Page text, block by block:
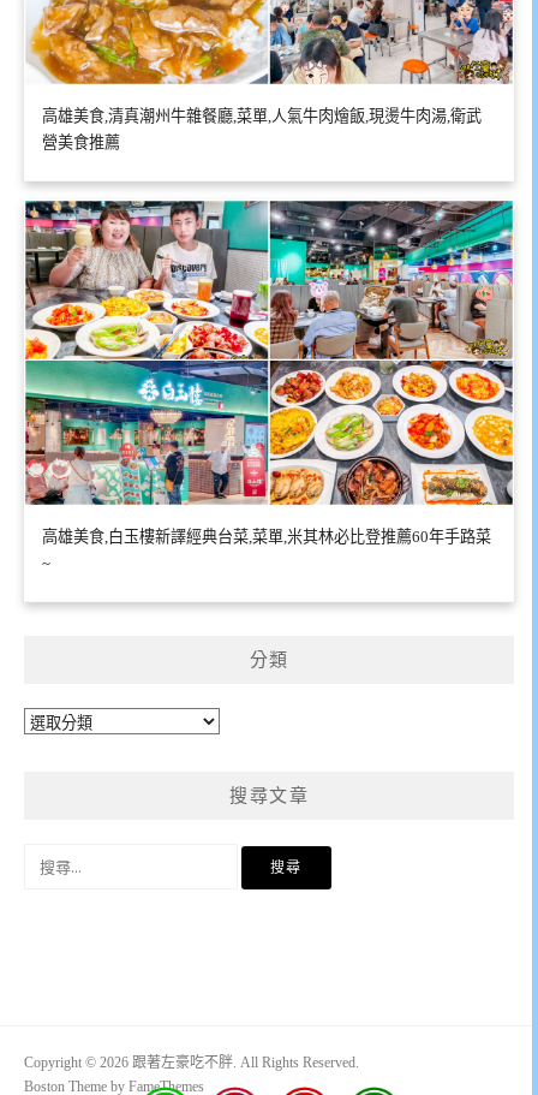
高雄美食,清真潮州牛雜餐廳,菜單,人氣牛肉燴飯,現燙牛肉湯,衛武
營美食推薦
高雄美食,白玉樓新譯經典台菜,菜單,米其林必比登推薦60年手路菜
~
分類
分
搜尋文章
Copyright © 2026 跟著左豪吃不胖. All Rights Reserved.
Boston Theme by FameThemes